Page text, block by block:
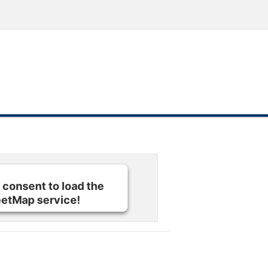
to load the
service!
to embed content that may collect data about your activity.